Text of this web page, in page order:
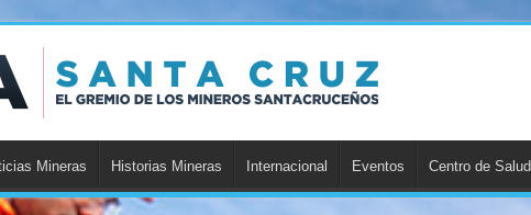
Mineras Historias Mineras Internacional Eventos Centro de Salud